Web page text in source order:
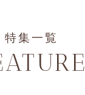
特集一覧